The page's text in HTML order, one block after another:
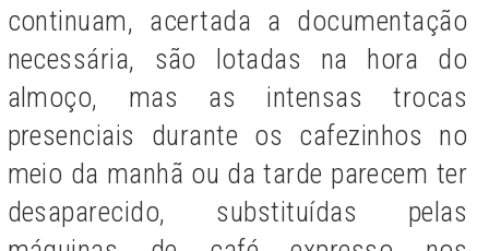
continuam, acertada a documentação
necessária, são lotadas na hora do
almoço, mas as intensas trocas
presenciais durante os cafezinhos no
meio da manhã ou da tarde parecem ter
desaparecido, substituídas pelas